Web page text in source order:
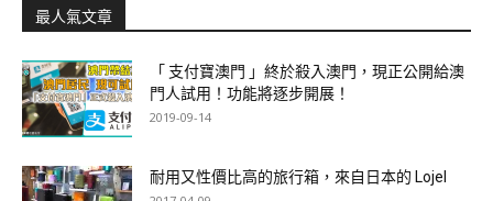
最人氣文章
「 支付寶澳門 」終於殺入澳門，現正公開給澳
門人試用！功能將逐步開展！
2019-09-14
耐用又性價比高的旅行箱，來自日本的 Lojel